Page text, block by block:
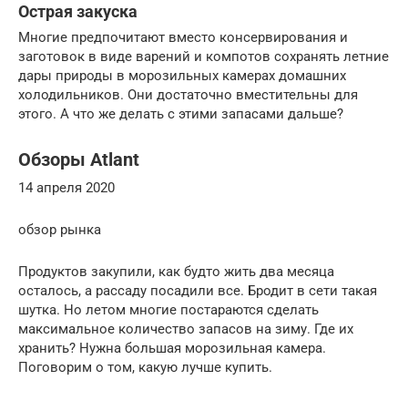
Острая закуска
Многие предпочитают вместо консервирования и
заготовок в виде варений и компотов сохранять летние
дары природы в морозильных камерах домашних
холодильников. Они достаточно вместительны для
этого. А что же делать с этими запасами дальше?
Обзоры Atlant
14 апреля 2020
обзор рынка
Продуктов закупили, как будто жить два месяца
осталось, а рассаду посадили все. Бродит в сети такая
шутка. Но летом многие постараются сделать
максимальное количество запасов на зиму. Где их
хранить? Нужна большая морозильная камера.
Поговорим о том, какую лучше купить.